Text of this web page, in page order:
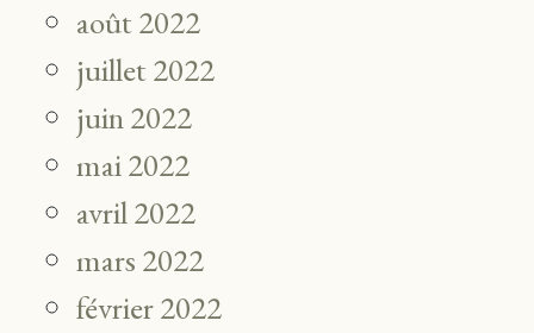
août 2022
juillet 2022
juin 2022
mai 2022
avril 2022
mars 2022
février 2022